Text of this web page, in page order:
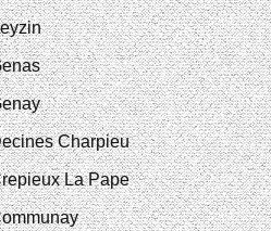
Charpieu
La Pape